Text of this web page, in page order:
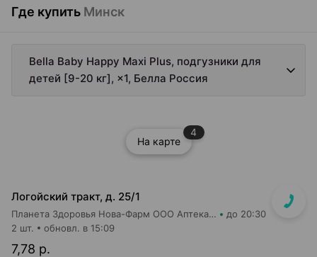
Где купить Минск
Bella Baby Happy Maxi Plus, подгузники для
детей [9-20 кг], ×1, Белла Россия
На карте
4
Логойский тракт, д. 25/1
Планета Здоровья Нова-Фарм ООО Аптека №1 до 20:30
7,78 р.
2 шт. обновл. в 15:09